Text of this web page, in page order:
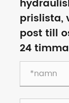
prislista,
post till
24